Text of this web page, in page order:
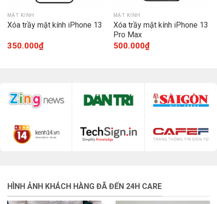
MẶT KÍNH
Xóa trầy mặt kính iPhone 13
350.000₫
MẶT KÍNH
Xóa trầy mặt kính iPhone 13
Pro Max
500.000₫
HÌNH ẢNH KHÁCH HÀNG ĐÃ ĐẾN 24H CARE